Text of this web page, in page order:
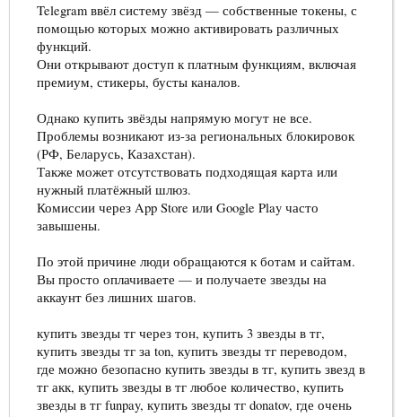
Telegram ввёл систему звёзд — собственные токены, с
помощью которых можно активировать различных
функций.
Они открывают доступ к платным функциям, включая
премиум, стикеры, бусты каналов.
Однако купить звёзды напрямую могут не все.
Проблемы возникают из-за региональных блокировок
(РФ, Беларусь, Казахстан).
Также может отсутствовать подходящая карта или
нужный платёжный шлюз.
Комиссии через App Store или Google Play часто
завышены.
По этой причине люди обращаются к ботам и сайтам.
Вы просто оплачиваете — и получаете звезды на
аккаунт без лишних шагов.
купить звезды тг через тон, купить 3 звезды в тг,
купить звезды тг за ton, купить звезды тг переводом,
где можно безопасно купить звезды в тг, купить звезд в
тг акк, купить звезды в тг любое количество, купить
звезды в тг funpay, купить звезды тг donatov, где очень